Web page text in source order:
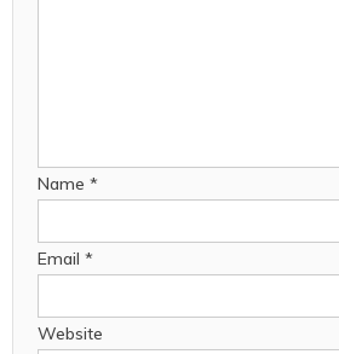
Name *
Email *
Website